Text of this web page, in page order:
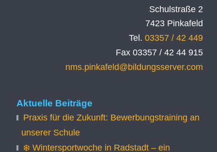
Schulstraße 2
7423 Pinkafeld
Tel.03357 / 42 449
Fax 03357 / 42 44 915
nms.pinkafeld@bildungsserver.com
Aktuelle Beiträge
Praxis für die Zukunft: Bewerbungstraining an
unserer Schule
❄️ Wintersportwoche in Radstadt – ein